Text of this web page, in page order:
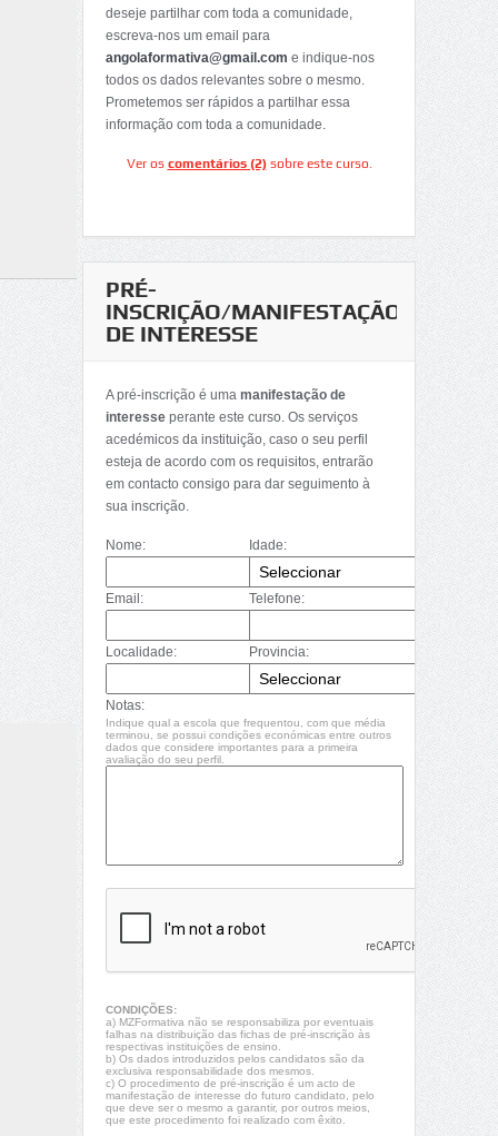
deseje partilhar com toda a comunidade,
escreva-nos um email para
angolaformativa@gmail.com e indique-nos
todos os dados relevantes sobre o mesmo.
Prometemos ser rápidos a partilhar essa
informação com toda a comunidade.
Ver os comentários (2)sobre este curso.
PRÉ-
INSCRIÇÃO/MANIFESTAÇÃO
DE INTERESSE
A pré-inscrição é uma manifestação de
interesse perante este curso. Os serviços
acedémicos da instituição, caso o seu perfil
esteja de acordo com os requisitos, entrarão
em contacto consigo para dar seguimento à
sua inscrição.
Nome:
Email:
Localidade:
Idade:
Telefone:
Provincia:
Notas:
Indique qual a escola que frequentou, com que média
terminou, se possui condições económicas entre outros
dados que considere importantes para a primeira
avaliação do seu perfil.
CONDIÇÕES:
a) MZFormativa não se responsabiliza por eventuais
falhas na distribuição das fichas de pré-inscrição às
respectivas instituições de ensino.
b) Os dados introduzidos pelos candidatos são da
exclusiva responsabilidade dos mesmos.
c) O procedimento de pré-inscrição é um acto de
manifestação de interesse do futuro candidato, pelo
que deve ser o mesmo a garantir, por outros meios,
que este procedimento foi realizado com êxito.